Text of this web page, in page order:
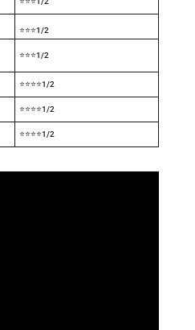
⭐⭐⭐1/2
⭐⭐⭐1/2
⭐⭐⭐⭐1/2
⭐⭐⭐⭐1/2
⭐⭐⭐⭐1/2